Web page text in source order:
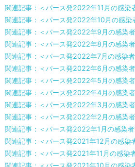
関連記事：＜パース発2022年11月の感染
関連記事：＜パース発2022年10月の感染
関連記事：＜パース発2022年9月の感染
関連記事：＜パース発2022年8月の感染
関連記事：＜パース発2022年7月の感染者
関連記事：＜パース発2022年6月の感染
関連記事：＜パース発2022年5月の感染
関連記事：＜パース発2022年4月の感染
関連記事：＜パース発2022年3月の感染
関連記事：＜パース発2022年2月の感染
関連記事：＜パース発2022年1月の感染者
関連記事：＜パース発2021年12月の感染
関連記事：＜パース発2021年11月の感染
関連記事：＜パース発2021年10月の感染